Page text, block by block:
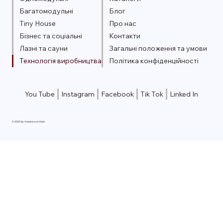
© 2026 by Українська Мрія.
Багатомодульні
Tiny House
Бізнес та соціальні
Лазні та сауни
Технологія виробництва
Блог
Про нас
Контакти
Загальні положення та умови
Політика конфіденційності
You Tube Instagram Facebook Tik Tok Linked In